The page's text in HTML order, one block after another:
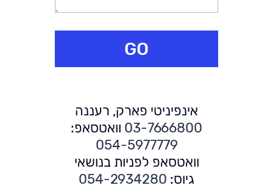
GO
אינפיניטי פארק, רעננה
03-7666800 וואטסאפ:
054-5977779
וואטסאפ לפניות בנושאי
גיוס: 054-2934280